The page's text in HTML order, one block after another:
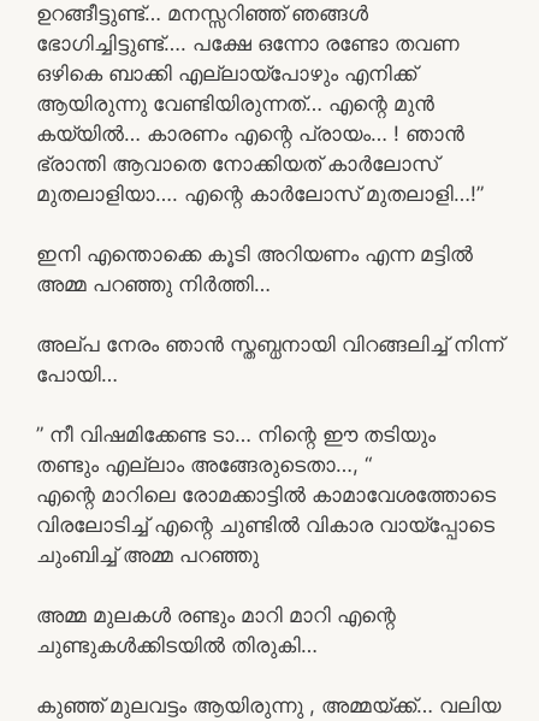
ഉറങ്ങീട്ടുണ്ട്… മനസ്സറിഞ്ഞ് ഞങ്ങൾ
ഭോഗിച്ചിട്ടുണ്ട്…. പക്ഷേ ഒന്നോ രണ്ടോ തവണ
ഒഴികെ ബാക്കി എല്ലായ്പോഴും എനിക്ക്
ആയിരുന്നു വേണ്ടിയിരുന്നത്… എന്റെ മുൻ
കയ്യിൽ… കാരണം എന്റെ പ്രായം… ! ഞാൻ
ഭ്രാന്തി ആവാതെ നോക്കിയത് കാർലോസ്
മുതലാളിയാ…. എന്റെ കാർലോസ് മുതലാളി…!”
ഇനി എന്തൊക്കെ കൂടി അറിയണം എന്ന മട്ടിൽ
അമ്മ പറഞ്ഞു നിർത്തി…
അല്പ നേരം ഞാൻ സ്തബ്ധനായി വിറങ്ങലിച്ച് നിന്ന്
പോയി…
” നീ വിഷമിക്കേണ്ട ടാ… നിന്റെ ഈ തടിയും
തണ്ടും എല്ലാം അങ്ങേരുടെതാ…, “
എന്റെ മാറിലെ രോമക്കാട്ടിൽ കാമാവേശത്തോടെ
വിരലോടിച്ച് എന്റെ ചുണ്ടിൽ വികാര വായ്പ്പോടെ
ചുംബിച്ച് അമ്മ പറഞ്ഞു
അമ്മ മുലകൾ രണ്ടും മാറി മാറി എന്റെ
ചുണ്ടുകൾക്കിടയിൽ തിരുകി…
കുഞ്ഞ് മുലവട്ടം ആയിരുന്നു , അമ്മയ്ക്ക്… വലിയ